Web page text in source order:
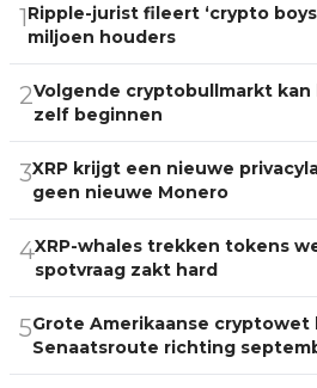
1Ripple-jurist fileert ‘crypto
miljoen houders
2Volgende cryptobullmarkt
zelf beginnen
3XRP krijgt een nieuwe
geen nieuwe Monero
4XRP-whales trekken tokens
spotvraag zakt hard
5Grote Amerikaanse
Senaatsroute richting